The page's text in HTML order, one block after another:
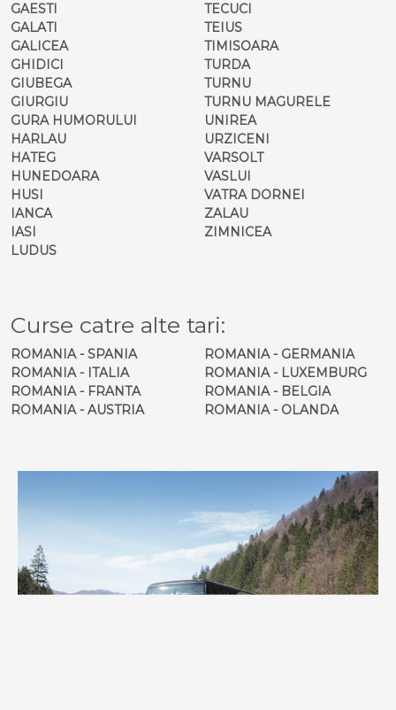
GAESTI
GALATI
GALICEA
GHIDICI
GIUBEGA
GIURGIU
GURA HUMORULUI
HARLAU
HATEG
HUNEDOARA
HUSI
IANCA
IASI
LUDUS
TECUCI
TEIUS
TIMISOARA
TURDA
TURNU
TURNU MAGURELE
UNIREA
URZICENI
VARSOLT
VASLUI
VATRA DORNEI
ZALAU
ZIMNICEA
Curse catre alte tari:
ROMANIA - SPANIA
ROMANIA - ITALIA
ROMANIA - FRANTA
ROMANIA - AUSTRIA
ROMANIA - GERMANIA
ROMANIA - LUXEMBURG
ROMANIA - BELGIA
ROMANIA - OLANDA